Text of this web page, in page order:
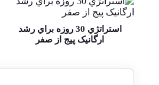
استراتژي 30 روزه براي رشد
ارگانيک پيج از صفر